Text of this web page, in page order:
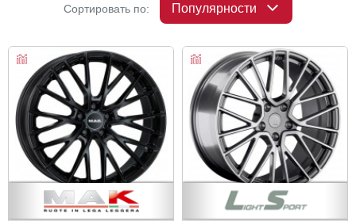
Сортировать по: Популярности